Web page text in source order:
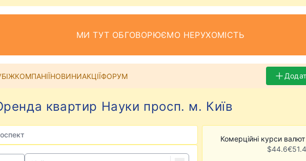
МИ ТУТ ОБГОВОРЮЄМО НЕРУХОМІСТЬ
КОМПАНІЇНОВИНИАКЦІЇФОРУМ
квартир Науки просп. м. Київ
Комерційні курси
$44.6€